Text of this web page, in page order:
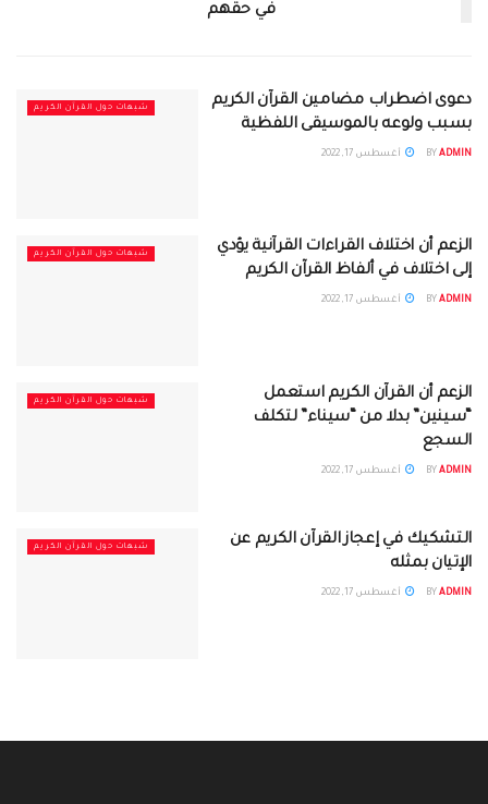
في حقهم
شبهات حول القرآن الكريم
دعوى اضطراب مضامين القرآن الكريم
بسبب ولوعه بالموسيقى اللفظية
BY ADMIN أغسطس 17, 2022
شبهات حول القرآن الكريم
الزعم أن اختلاف القراءات القرآنية يؤدي
إلى اختلاف في ألفاظ القرآن الكريم
BY ADMIN أغسطس 17, 2022
شبهات حول القرآن الكريم
الزعم أن القرآن الكريم استعمل
“سينين” بدلا من “سيناء” لتكلف
السجع
BY ADMIN أغسطس 17, 2022
شبهات حول القرآن الكريم
التشكيك في إعجاز القرآن الكريم عن
الإتيان بمثله
BY ADMIN أغسطس 17, 2022